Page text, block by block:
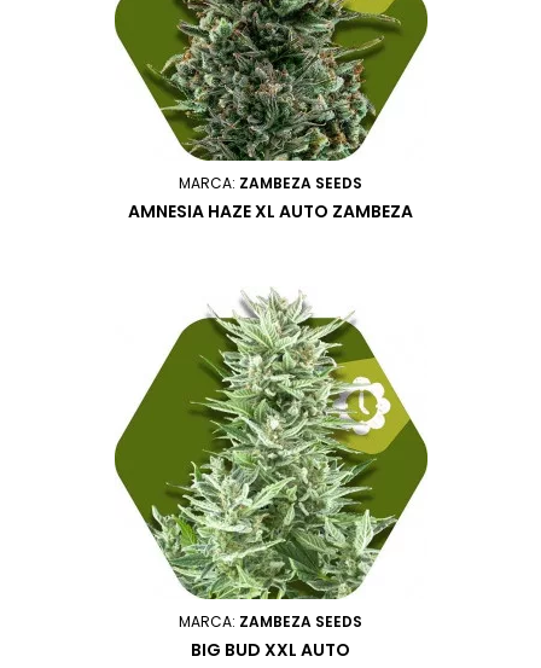
MARCA: ZAMBEZA SEEDS
AMNESIA HAZE XL AUTO ZAMBEZA
MARCA: ZAMBEZA SEEDS
BIG BUD XXL AUTO